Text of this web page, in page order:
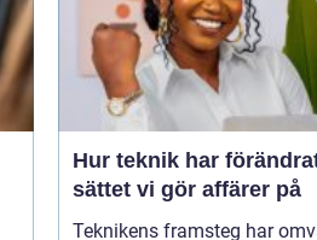
Hur teknik har
sättet vi gör affärer på
Teknikens framsteg har